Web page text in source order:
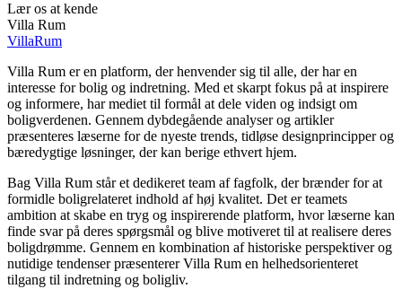
Lær os at kende
Villa Rum
VillaRum
Villa Rum er en platform, der henvender sig til alle, der har en
interesse for bolig og indretning. Med et skarpt fokus på at inspirere
og informere, har mediet til formål at dele viden og indsigt om
boligverdenen. Gennem dybdegående analyser og artikler
præsenteres læserne for de nyeste trends, tidløse designprincipper og
bæredygtige løsninger, der kan berige ethvert hjem.
Bag Villa Rum står et dedikeret team af fagfolk, der brænder for at
formidle boligrelateret indhold af høj kvalitet. Det er teamets
ambition at skabe en tryg og inspirerende platform, hvor læserne kan
finde svar på deres spørgsmål og blive motiveret til at realisere deres
boligdrømme. Gennem en kombination af historiske perspektiver og
nutidige tendenser præsenterer Villa Rum en helhedsorienteret
tilgang til indretning og boligliv.